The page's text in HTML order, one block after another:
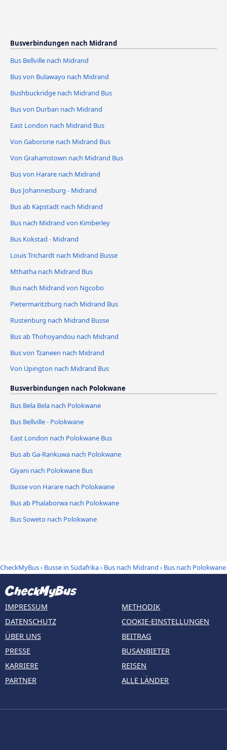
Busverbindungen nach Midrand
Bus Bellville nach Midrand
Bus von Bulawayo nach Midrand
Bushbuckridge nach Midrand Bus
Bus von Durban nach Midrand
East London nach Midrand Bus
Von Gaborone nach Midrand Bus
Von Grahamstown nach Midrand Bus
Bus von Harare nach Midrand
Bus Johannesburg - Midrand
Bus ab Kapstadt nach Midrand
Bus nach Midrand von Kimberley
Bus Kokstad - Midrand
Louis Trichardt nach Midrand Busse
Mthatha nach Midrand Bus
Bus nach Midrand von Ngcobo
Pietermaritzburg nach Midrand Bus
Rustenburg nach Midrand Busse
Bus ab Thohoyandou nach Midrand
Bus von Tzaneen nach Midrand
Von Upington nach Midrand Bus
Busverbindungen nach Polokwane
Bus Bela Bela nach Polokwane
Bus Bellville - Polokwane
East London nach Polokwane Bus
Bus ab Ga-Rankuwa nach Polokwane
Giyani nach Polokwane Bus
Busse von Harare nach Polokwane
Bus ab Phalaborwa nach Polokwane
Bus Soweto nach Polokwane
CheckMyBus› Busse in Südafrika› Bus nach Midrand › Bus nach Polokwane
IMPRESSUM
DATENSCHUTZ
ÜBER UNS
PRESSE
KARRIERE
PARTNER
METHODIK
COOKIE-EINSTELLUNGEN
BEITRAG
BUSANBIETER
REISEN
ALLE LÄNDER